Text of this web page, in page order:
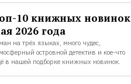
10 книжных новинок
2026 года
на трёх языках, много чудес,
островной детектив и кое-что
в нашей подборке книжных новинок.